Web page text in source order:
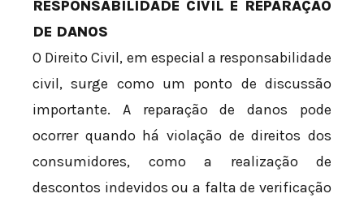
RESPONSABILIDADE CIVIL E REPARAÇÃO
DE DANOS
O Direito Civil, em especial a responsabilidade
civil, surge como um ponto de discussão
importante. A reparação de danos pode
ocorrer quando há violação de direitos dos
consumidores, como a realização de
descontos indevidos ou a falta de verificação